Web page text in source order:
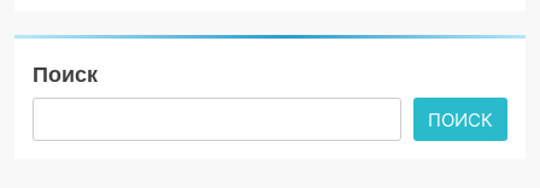
Поиск
ПОИСК